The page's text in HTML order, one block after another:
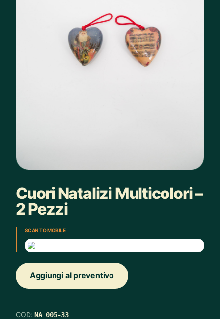
Cuori Natalizi Multicolori –
2 Pezzi
SCAN TO MOBILE
Aggiungi al preventivo
COD: NA 005-33